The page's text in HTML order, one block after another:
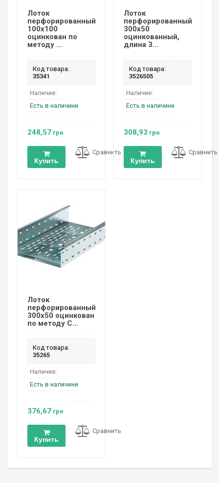
Лоток
перфорированный
100х100
оцинкован по
методу ...
Код товара:
35341
Наличие:
Есть в наличини
248,57 грн
Купить
Сравнить
Лоток
перфорированный
300х50
оцинкованный,
длина 3...
Код товара:
3526505
Наличие:
Есть в наличини
308,93 грн
Купить
Сравнить
Лоток
перфорированный
300х50 оцинкован
по методу С...
Код товара:
35265
Наличие:
Есть в наличини
376,67 грн
Купить
Сравнить